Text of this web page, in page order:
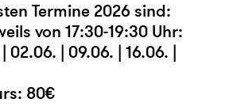
Termine 2026 sind:
von 17:30-19:30 Uhr:
02.06. | 09.06. | 16.06. |
80€